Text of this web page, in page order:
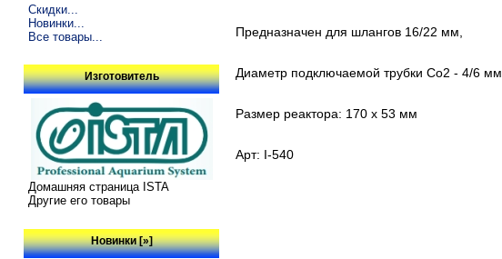
Скидки...
Новинки...
Все товары...
Изготовитель
Домашняя страница ISTA
Другие его товары
Новинки [»]
Предназначен для шлангов 16/22 мм,
Диаметр подключаемой трубки Со2 - 4/6 мм
Размер реактора: 170 х 53 мм
Арт: I-540